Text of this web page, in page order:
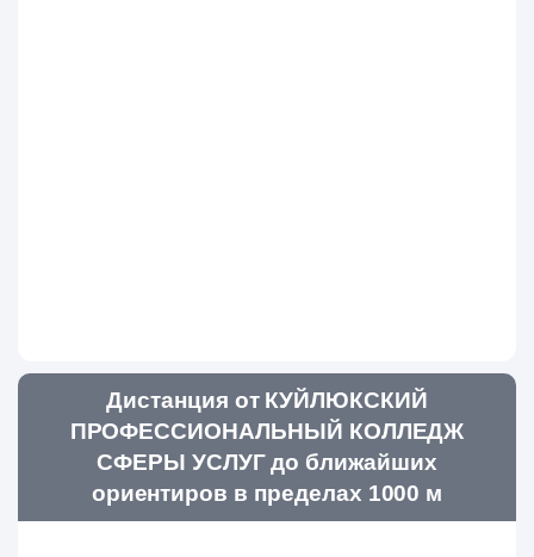
Дистанция от КУЙЛЮКСКИЙ
ПРОФЕССИОНАЛЬНЫЙ КОЛЛЕДЖ
СФЕРЫ УСЛУГ до ближайших
ориентиров в пределах 1000 м